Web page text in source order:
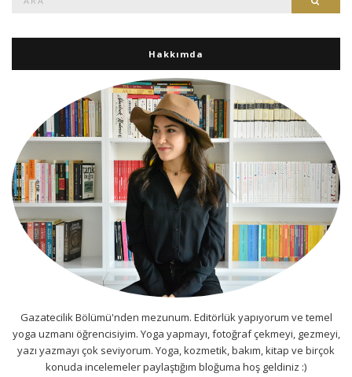
Hakkımda
Gazatecilik Bölümü'nden mezunum. Editörlük yapıyorum ve temel
yoga uzmanı öğrencisiyim. Yoga yapmayı, fotoğraf çekmeyi, gezmeyi,
yazı yazmayı çok seviyorum. Yoga, kozmetik, bakım, kitap ve birçok
konuda incelemeler paylaştığım bloğuma hoş geldiniz :)